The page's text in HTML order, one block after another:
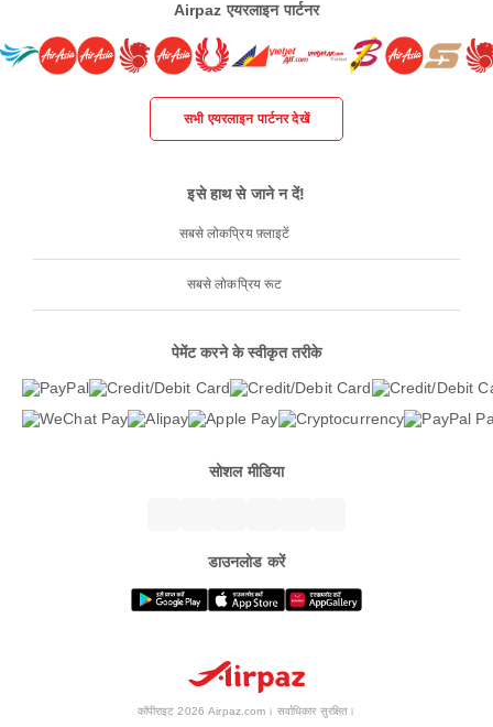
Airpaz एयरलाइन पार्टनर
सभी एयरलाइन पार्टनर देखें
इसे हाथ से जाने न दें!
सबसे लोकप्रिय फ़्लाइटें
सबसे लोकप्रिय रूट
पेमेंट करने के स्वीकृत तरीके
सोशल मीडिया
डाउनलोड करें
कॉपीराइट 2026 Airpaz.com। सर्वाधिकार सुरक्षित।